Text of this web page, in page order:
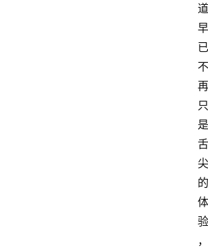
道
早
已
不
再
只
是
舌
尖
的
体
验
，